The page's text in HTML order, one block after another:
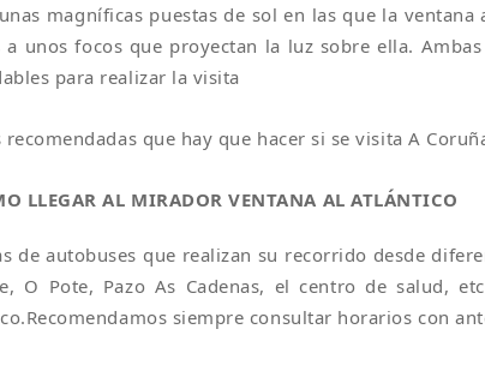
magníficas puestas de sol en las que la ventana
unos focos que proyectan la luz sobre ella.
para realizar la visita
recomendadas que hay que hacer si se visita A
LLEGAR AL MIRADOR VENTANA AL ATLÁNTICO
de autobuses que realizan su recorrido desde
O Pote, Pazo As Cadenas, el centro de salud,
siempre consultar horarios con